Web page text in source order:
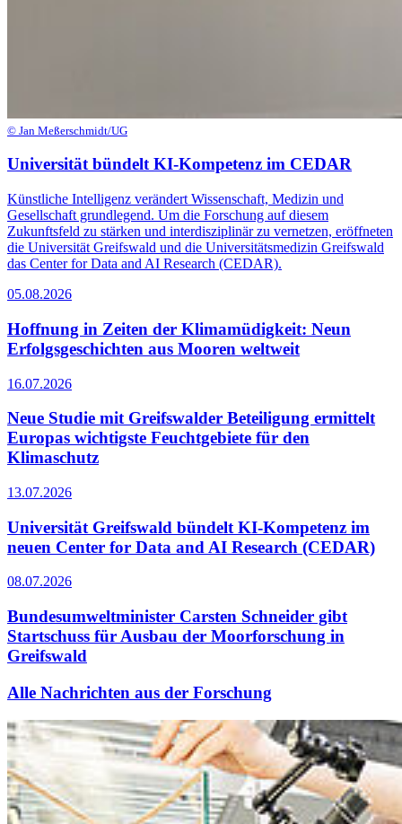
© Jan Meßerschmidt/UG
Universität bündelt KI-Kompetenz im CEDAR
Künstliche Intelligenz verändert Wissenschaft, Medizin und
Gesellschaft grundlegend. Um die Forschung auf diesem
Zukunftsfeld zu stärken und interdisziplinär zu vernetzen, eröffneten
die Universität Greifswald und die Universitätsmedizin Greifswald
das Center for Data and AI Research (CEDAR).
05.08.2026
Hoffnung in Zeiten der Klimamüdigkeit: Neun
Erfolgsgeschichten aus Mooren weltweit
16.07.2026
Neue Studie mit Greifswalder Beteiligung ermittelt
Europas wichtigste Feuchtgebiete für den
Klimaschutz
13.07.2026
Universität Greifswald bündelt KI-Kompetenz im
neuen Center for Data and AI Research (CEDAR)
08.07.2026
Bundesumweltminister Carsten Schneider gibt
Startschuss für Ausbau der Moorforschung in
Greifswald
Alle Nachrichten aus der Forschung